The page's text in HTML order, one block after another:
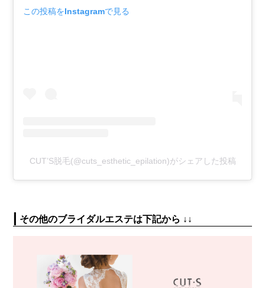
この投稿をInstagramで見る
CUT’S脱毛(@cuts_esthetic_epilation)がシェアした投稿
| その他のブライダルエステは下記から ↓↓